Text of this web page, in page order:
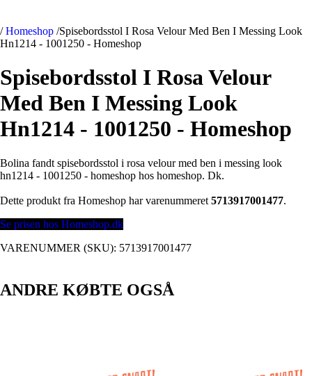
/ Homeshop /Spisebordsstol I Rosa Velour Med Ben I Messing Look
Hn1214 - 1001250 - Homeshop
Spisebordsstol I Rosa Velour
Med Ben I Messing Look
Hn1214 - 1001250 - Homeshop
Bolina fandt spisebordsstol i rosa velour med ben i messing look
hn1214 - 1001250 - homeshop hos homeshop. Dk.
Dette produkt fra Homeshop har varenummeret 5713917001477.
Se prisen hos Homeshop.dk
VARENUMMER (SKU): 5713917001477
ANDRE KØBTE OGSÅ